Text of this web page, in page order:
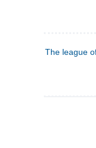
The league